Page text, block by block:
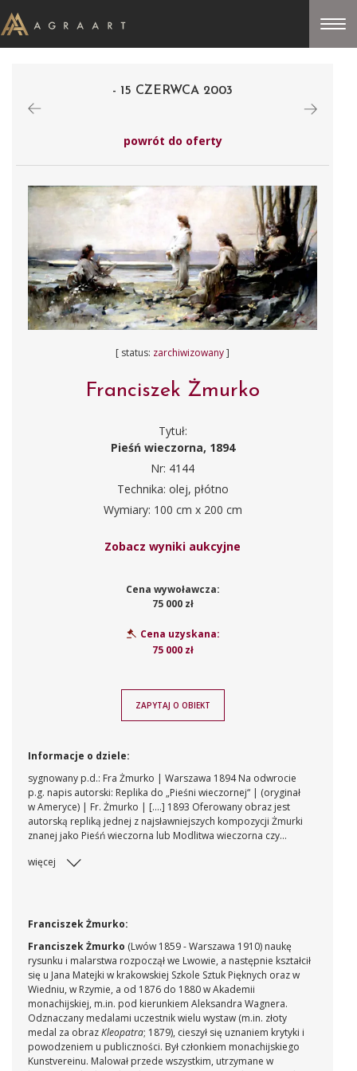
- 15 CZERWCA 2003
powrót do oferty
[ status: zarchiwizowany]
Franciszek Żmurko
Tytuł:
Pieśń wieczorna, 1894
Nr: 4144
Technika: olej, płótno
Wymiary: 100 cm x 200 cm
Zobacz wyniki aukcyjne
Cena wywoławcza:
75 000 zł
Cena uzyskana:
75 000 zł
ZAPYTAJ O OBIEKT
Informacje o dziele:
sygnowany p.d.: Fra Żmurko | Warszawa 1894 Na odwrocie
p.g. napis autorski: Replika do „Pieśni wieczornej“ | (oryginał
w Ameryce) | Fr. Żmurko | [....] 1893 Oferowany obraz jest
autorską repliką jednej z najsławniejszych kompozycji Żmurki
znanej jako Pieśń wieczorna lub Modlitwa wieczorna czy
niezwykłą sławę, był po wielekroć wystawiany, nagradzany
„Tygodniku Ilustrowanym“). Artysta ukończył Pieśń wieczorną
wystawie w warszawskiej Zachęcie. W roku 1894 obraz został
pokazany na wystawie w San Francisco i Chicago, gdzie
nagrodzono go złotym medalem. Recenzje miał
entuzjastyczne; pisano o lirycznym nastroju, tchnieniu poezji i
melancholii letniego wieczoru kiedy „na skrzydłach pieśni
zdają się szybować duch tych zasłuchanych dzie-wic, które
mają przy idealnej piękności jakiś eteryczny charakter
nieziemskich zjawisk“. Dalsze losy obrazu trudno prześledzić;
w dawnej prasie pojawiają się enigmatyczne wzmianki, że
więcej
Franciszek Żmurko:
Franciszek Żmurko (Lwów 1859 - Warszawa 1910) naukę
rysunku i malarstwa rozpoczął we Lwowie, a następnie kształcił
się u Jana Matejki w krakowskiej Szkole Sztuk Pięknych oraz w
Wiedniu, w Rzymie, a od 1876 do 1880 w Akademii
monachijskiej, m.in. pod kierunkiem Aleksandra Wagnera.
Odznaczany medalami uczestnik wielu wystaw (m.in. złoty
medal za obrazKleopatra; 1879), cieszył się uznaniem krytyki i
powodzeniem u publiczności. Był członkiem monachijskiego
Kunstvereinu. Malował przede wszystkim, utrzymane w